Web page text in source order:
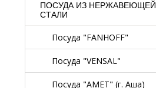
ПОСУДА ИЗ НЕРЖАВЕЮЩЕЙ
СТАЛИ
Посуда "FANHOFF"
Посуда "VENSAL"
Посуда "АМЕТ" (г. Аша)